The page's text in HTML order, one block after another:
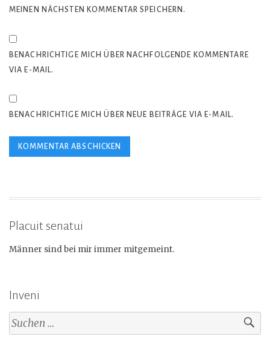
MEINEN NÄCHSTEN KOMMENTAR SPEICHERN.
BENACHRICHTIGE MICH ÜBER NACHFOLGENDE KOMMENTARE
VIA E-MAIL.
BENACHRICHTIGE MICH ÜBER NEUE BEITRÄGE VIA E-MAIL.
Placuit senatui
Männer sind bei mir immer mitgemeint.
Inveni
Suchen
nach: